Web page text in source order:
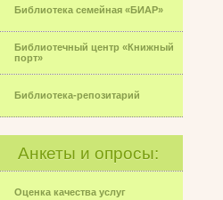
Библиотека семейная «БИАР»
Библиотечный центр «Книжный
порт»
Библиотека-репозитарий
Анкеты и опросы:
Оценка качества услуг